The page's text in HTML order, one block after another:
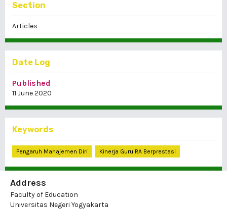
Section
Articles
Date Log
Published
11 June 2020
Keywords
Pengaruh Manajemen Diri Kinerja Guru RA Berprestasi
Address
Faculty of Education
Universitas Negeri Yogyakarta